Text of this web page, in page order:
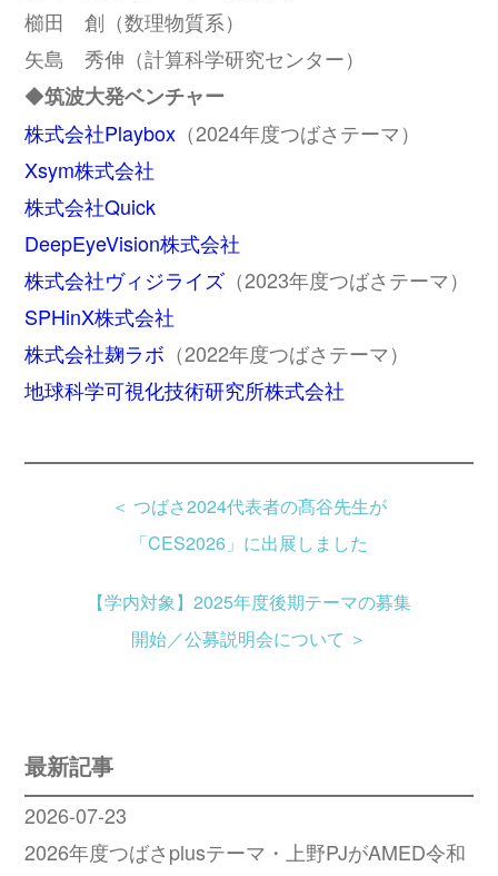
櫛田 創（数理物質系）
矢島 秀伸（計算科学研究センター）
◆筑波大発ベンチャー
株式会社Playbox （2024年度つばさテーマ）
Xsym株式会社
株式会社Quick
DeepEyeVision株式会社
株式会社ヴィジライズ （2023年度つばさテーマ）
SPHinX株式会社
株式会社麹ラボ （2022年度つばさテーマ）
地球科学可視化技術研究所株式会社
＜ つばさ2024代表者の髙谷先生が
「CES2026」に出展しました
【学内対象】2025年度後期テーマの募集
開始／公募説明会について ＞
最新記事
2026-07-23
2026年度つばさplusテーマ・上野PJがAMED令和